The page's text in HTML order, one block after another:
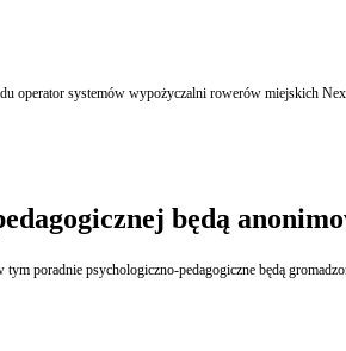
będą
poradnie psychologiczno-pedagogiczne będą